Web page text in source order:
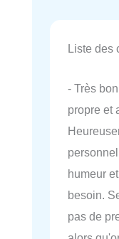
Liste des
- Très
propre et
humeur
besoin.
pas de